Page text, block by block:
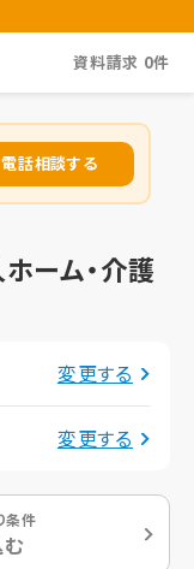
資料請求 0件
電話相談する
ーム・介護
変更する
変更する
条件